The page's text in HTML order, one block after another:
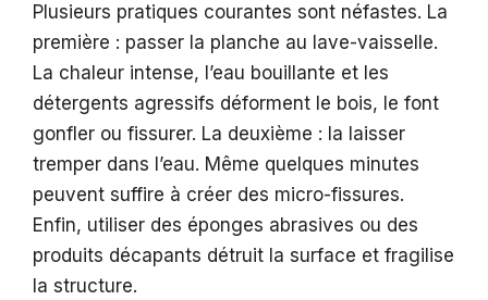
Plusieurs pratiques courantes sont néfastes. La
première : passer la planche au lave-vaisselle.
La chaleur intense, l’eau bouillante et les
détergents agressifs déforment le bois, le font
gonfler ou fissurer. La deuxième : la laisser
tremper dans l’eau. Même quelques minutes
peuvent suffire à créer des micro-fissures.
Enfin, utiliser des éponges abrasives ou des
produits décapants détruit la surface et fragilise
la structure.